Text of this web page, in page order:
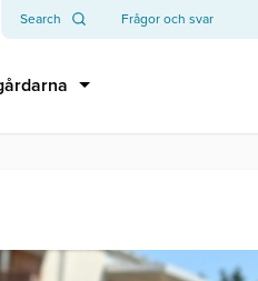
Search Frågor och svar